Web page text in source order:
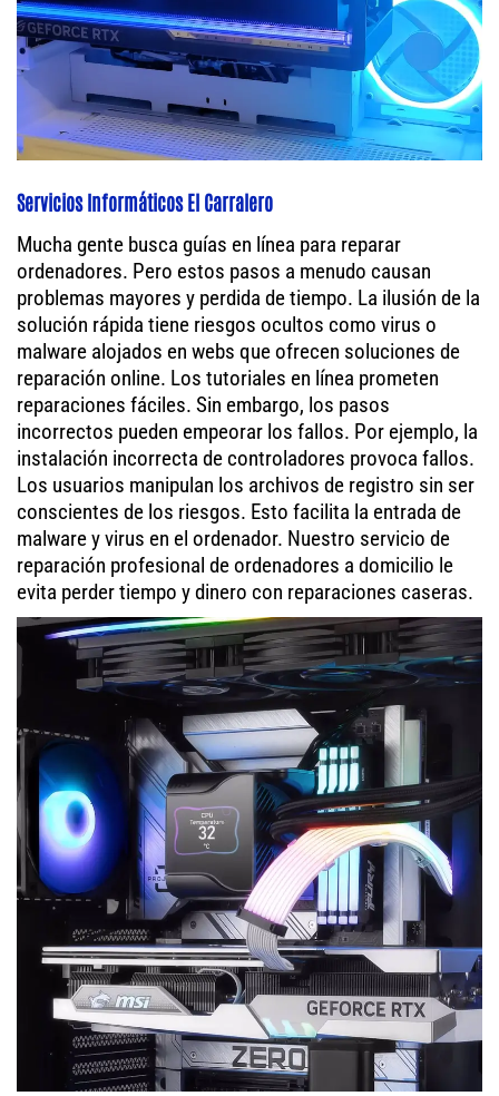
Servicios Informáticos El Carralero
Mucha gente busca guías en línea para reparar
ordenadores. Pero estos pasos a menudo causan
problemas mayores y perdida de tiempo. La ilusión de la
solución rápida tiene riesgos ocultos como virus o
malware alojados en webs que ofrecen soluciones de
reparación online. Los tutoriales en línea prometen
reparaciones fáciles. Sin embargo, los pasos
incorrectos pueden empeorar los fallos. Por ejemplo, la
instalación incorrecta de controladores provoca fallos.
Los usuarios manipulan los archivos de registro sin ser
conscientes de los riesgos. Esto facilita la entrada de
malware y virus en el ordenador. Nuestro servicio de
reparación profesional de ordenadores a domicilio le
evita perder tiempo y dinero con reparaciones caseras.